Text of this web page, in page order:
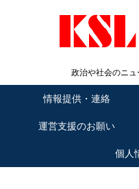
政治や社会のニ
情報提供・連絡
運営支援のお願い
個人